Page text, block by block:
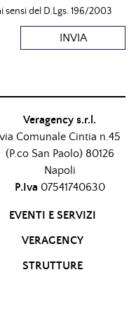
del D.Lgs. 196/2003
INVIA
Veragency s.r.l.
via Comunale Cintia n.45
(P.co San Paolo) 80126
Napoli
P.Iva 07541740630
EVENTI E SERVIZI
VERAGENCY
STRUTTURE